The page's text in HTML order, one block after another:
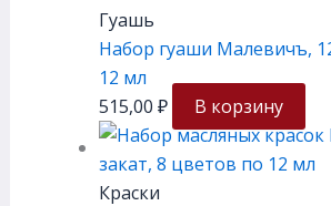
Гуашь
Набор гуаши Малевичъ,
12 мл
515,00 ₽ В корзину
Краски